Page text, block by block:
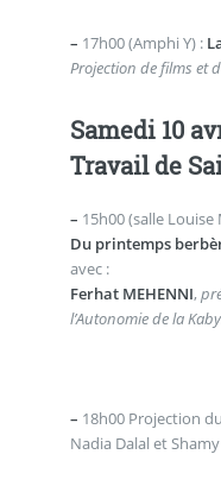
– 17h00 (Amphi Y) :
Projection de films et
Samedi 10
Travail de
– 15h00 (salle
Du printemps
avec :
Ferhat MEHENNI,
l’Autonomie de la
– 18h00 Projection
Nadia Dalal et